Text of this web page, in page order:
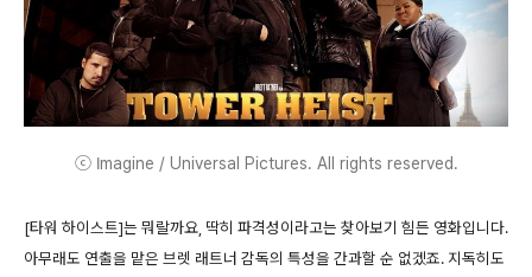
ⓒ Imagine / Universal Pictures. All rights reserved.
[타워 하이스트]는 뭐랄까요, 딱히 파격성이라고는 찾아보기 힘든 영화입니다.
아무래도 연출을 맡은 브렛 래트너 감독의 특성을 간과할 순 없겠죠. 지독히도